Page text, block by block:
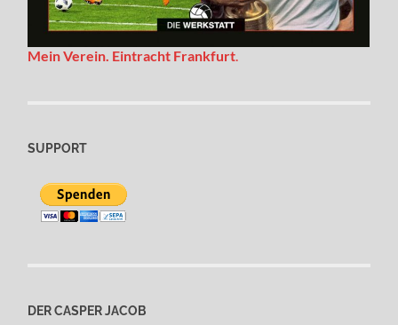
Mein Verein. Eintracht Frankfurt.
SUPPORT
DER CASPER JACOB